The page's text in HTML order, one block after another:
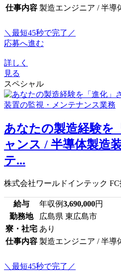
仕事内容 製造エンジニア / 半導
＼最短45秒で完了／
応募へ進む
詳しく
見る
スペシャル
あなたの製造経験を
ャンス / 半導体製造
テ...
株式会社ワールドインテック
給与 年収例3,690,000円
勤務地
広島県 東広島市
寮・社宅 あり
仕事内容 製造エンジニア / 半導
＼最短45秒で完了／